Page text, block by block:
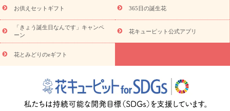
ド
お花の種類 トルコキキョウ
お祝い お祝い・3000円～ お祝い・4000円～
お祝い・
5000円～
お祝い・7000円～ お祝い・ 10000円～
お供え・お
悔やみ
円～
お供え・お悔やみ・
読み物
いのマナー
定年退職祝いのマナー
お祝いを贈るときのマナー・
花キューピットのお祝いコラム一覧
誕生日のお花を「色
彩心理学」で選ぶ方法
結婚祝いの予算相場
出産祝いお役立ち情
お供えセットギフト 365日の誕生花
「きょう誕生日なんです」キャンペ
ーン
花キューピット公式アプリ
花とみどりのeギフト